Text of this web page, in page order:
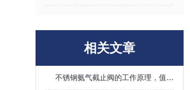
相关文章
不锈钢氨气截止阀的工作原理，值得了解一下